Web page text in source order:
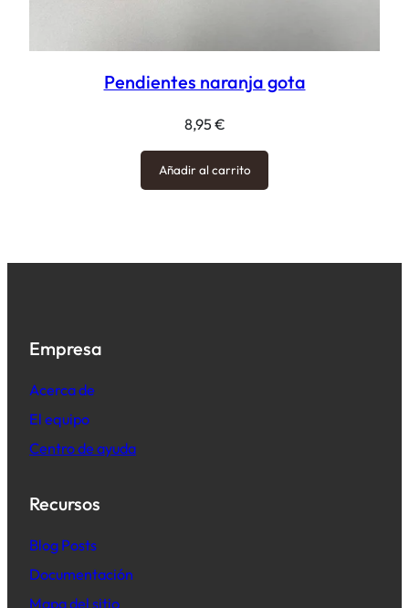
Pendientes naranja gota
8,95€
Añadir al carrito
Empresa
Acerca de
El equipo
Centro de ayuda
Recursos
Blog Posts
Documentación
Mapa del sitio